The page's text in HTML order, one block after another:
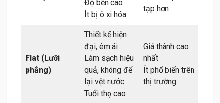
Độ bền cao
Ít bị ô xi hóa
tạp hơn
Flat (Lưỡi
phẳng)
Thiết kế hiện
đại, êm ái
Làm sạch hiệu
quả, không để
lại vệt nước
Tuổi thọ cao
Giá thành cao
nhất
Ít phổ biến trên
thị trường